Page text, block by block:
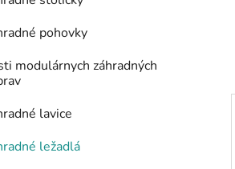
pohovky
modulárnych záhradných
lavice
ležadlá